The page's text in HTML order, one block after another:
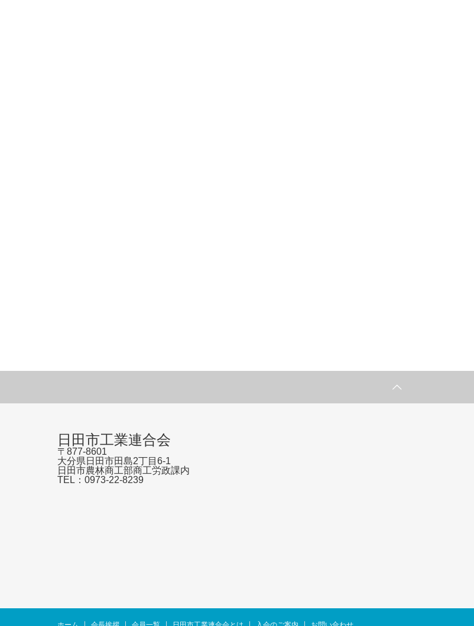
日田市工業連合会
〒877-8601
大分県日田市田島2丁目6-1
日田市農林商工部商工労政課内
TEL：0973-22-8239